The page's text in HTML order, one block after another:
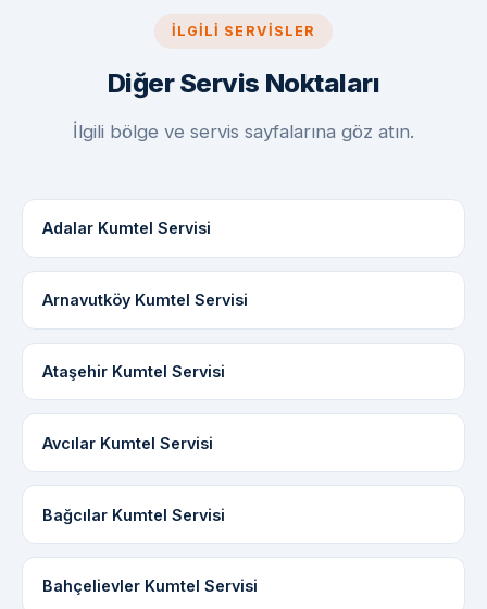
İLGILI SERVISLER
Diğer Servis Noktaları
İlgili bölge ve servis sayfalarına göz atın.
Adalar Kumtel Servisi
Arnavutköy Kumtel Servisi
Ataşehir Kumtel Servisi
Avcılar Kumtel Servisi
Bağcılar Kumtel Servisi
Bahçelievler Kumtel Servisi